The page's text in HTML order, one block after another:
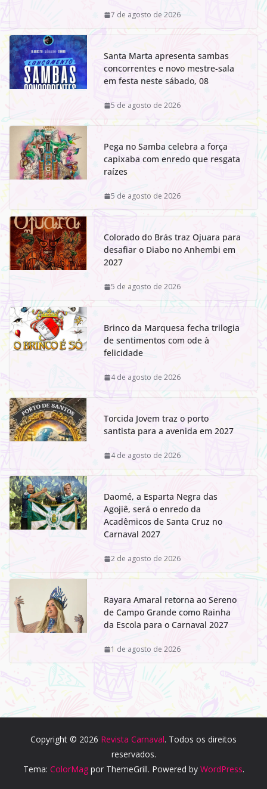
7 de agosto de 2026
Santa Marta apresenta sambas
concorrentes e novo mestre-sala
em festa neste sábado, 08
5 de agosto de 2026
Pega no Samba celebra a força
capixaba com enredo que resgata
raízes
5 de agosto de 2026
Colorado do Brás traz Ojuara para
desafiar o Diabo no Anhembi em
2027
5 de agosto de 2026
Brinco da Marquesa fecha trilogia
de sentimentos com ode à
felicidade
4 de agosto de 2026
Torcida Jovem traz o porto
santista para a avenida em 2027
4 de agosto de 2026
Daomé, a Esparta Negra das
Agojiê, será o enredo da
Acadêmicos de Santa Cruz no
Carnaval 2027
2 de agosto de 2026
Rayara Amaral retorna ao Sereno
de Campo Grande como Rainha
da Escola para o Carnaval 2027
1 de agosto de 2026
Copyright © 2026 Revista Carnaval. Todos os direitos
reservados.
Tema: ColorMagpor ThemeGrill. Powered by WordPress.